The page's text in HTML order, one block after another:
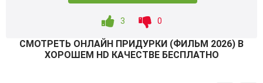
3 0
СМОТРEТЬ ОНЛАЙН ПРИДУРКИ (ФИЛЬМ 2026) В
ХОРОШЕМ HD КАЧЕСТВЕ БЕСПЛАТНО